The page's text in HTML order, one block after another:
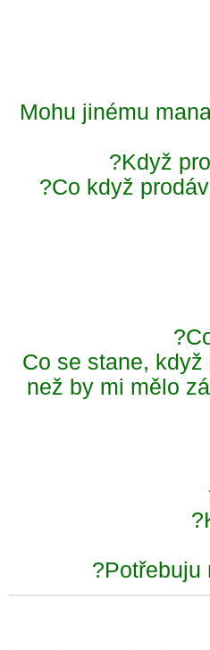
Mohu jinému
Když
Co když
Co se stane,
než by mi mělo